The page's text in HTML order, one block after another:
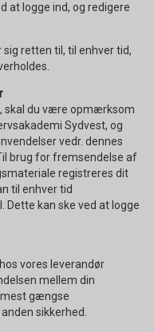
at logge ind, og redigere
retten til, til enhver tid,
skal du være opmærksom
Sydvest, og
vedr. dennes
brug for fremsendelse af
registreres dit
til enhver tid
Dette kan ske ved at logge
vores leverandør
mellem din
gængse
sikkerhed.